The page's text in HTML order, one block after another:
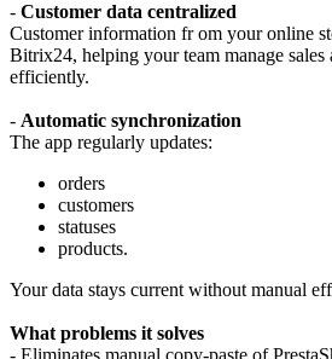
- Customer data centralized
Customer information fr om your online
Bitrix24, helping your team manage
efficiently.
- Automatic synchronization
The app regularly updates:
orders
customers
statuses
products.
Your data stays current without manual
What problems it solves